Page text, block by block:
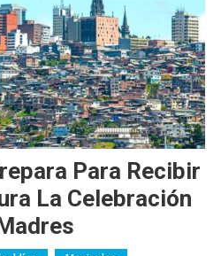
Para Recibir
La Celebración